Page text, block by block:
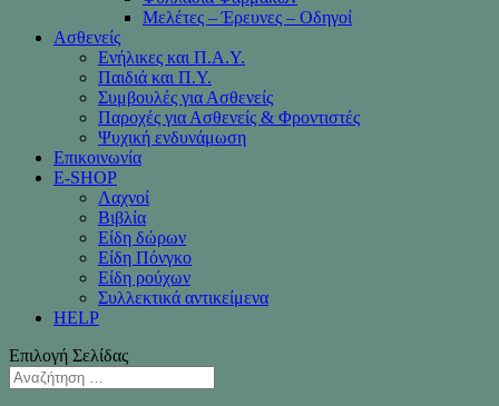
Μελέτες – Έρευνες – Οδηγοί
Ασθενείς
Ενήλικες και Π.Α.Υ.
Παιδιά και Π.Υ.
Συμβουλές για Ασθενείς
Παροχές για Ασθενείς & Φροντιστές
Ψυχική ενδυνάμωση
Επικοινωνία
Ε-SHOP
Λαχνοί
Βιβλία
Είδη δώρων
Είδη Πόνγκο
Είδη ρούχων
Συλλεκτικά αντικείμενα
HELP
Επιλογή Σελίδας